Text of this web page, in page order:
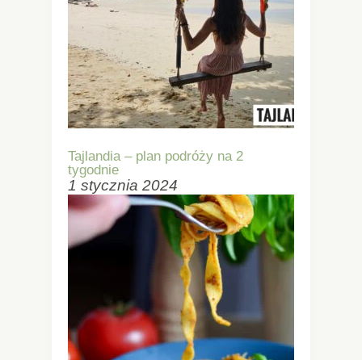
Tajlandia – plan podróży na 2
tygodnie
1 stycznia 2024